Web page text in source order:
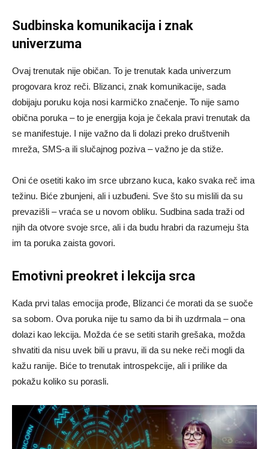
Sudbinska komunikacija i znak
univerzuma
Ovaj trenutak nije običan. To je trenutak kada univerzum
progovara kroz reči. Blizanci, znak komunikacije, sada
dobijaju poruku koja nosi karmičko značenje. To nije samo
obična poruka – to je energija koja je čekala pravi trenutak da
se manifestuje. I nije važno da li dolazi preko društvenih
mreža, SMS-a ili slučajnog poziva – važno je da stiže.
Oni će osetiti kako im srce ubrzano kuca, kako svaka reč ima
težinu. Biće zbunjeni, ali i uzbuđeni. Sve što su mislili da su
prevazišli – vraća se u novom obliku. Sudbina sada traži od
njih da otvore svoje srce, ali i da budu hrabri da razumeju šta
im ta poruka zaista govori.
Emotivni preokret i lekcija srca
Kada prvi talas emocija prođe, Blizanci će morati da se suoče
sa sobom. Ova poruka nije tu samo da bi ih uzdrmala – ona
dolazi kao lekcija. Možda će se setiti starih grešaka, možda
shvatiti da nisu uvek bili u pravu, ili da su neke reči mogli da
kažu ranije. Biće to trenutak introspekcije, ali i prilike da
pokažu koliko su porasli.